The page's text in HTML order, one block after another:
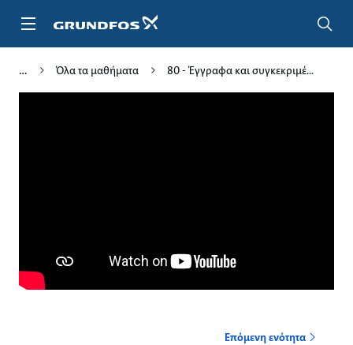
Όλα τα μαθήματα 80 - Έγγραφα και συγκεκριμέ...
Επόμενη ενότητα